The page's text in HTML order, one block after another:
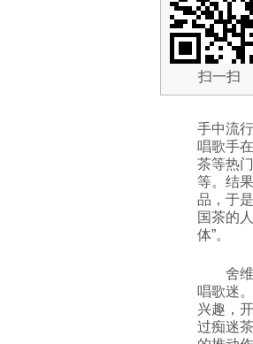
扫一扫
手中流
唱歌手
茶等热
等。结
品，于
国茶的
体”。
舍
唱歌迷
兴趣，
过痴迷